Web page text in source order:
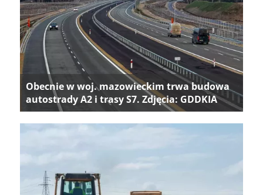
Obecnie w woj. mazowieckim trwa budowa
autostrady A2 i trasy S7. Zdjęcia: GDDKIA